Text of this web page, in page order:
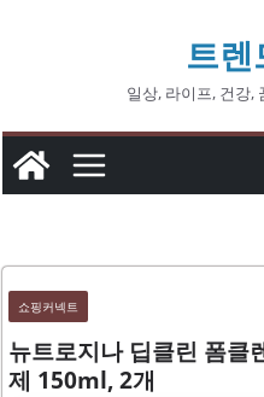
트렌
일상, 라이프, 건강,
쇼핑커넥트
뉴트로지나 딥클린 폼클
제 150ml, 2개